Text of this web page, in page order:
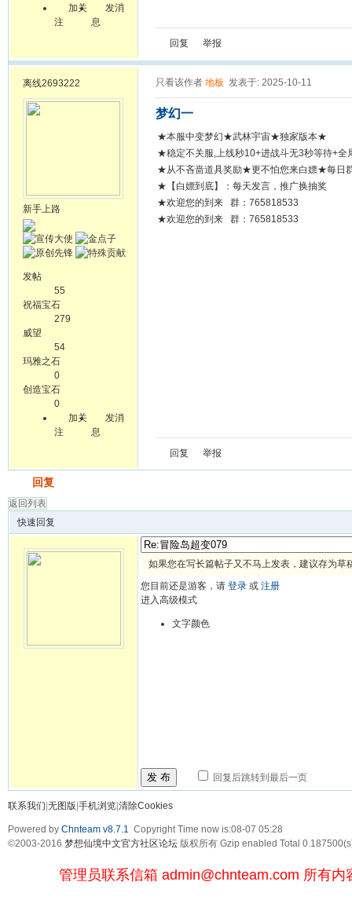
加关
注
发消
息
回复 举报
离线2693222
新手上路
发帖
55
祝福宝石
279
威望
54
玛雅之石
0
创造宝石
0
加关
注
发消
息
只看该作者 地板 发表于: 2025-10-11
梦幻一
★本服中变梦幻★武林宇宙★独家版本★
★稳定不关服,上线秒10+进战斗无3秒等待+全
★从不吝啬道具奖励★更不怕您来白嫖★每日
★【白嫖到底】：每天发言，推广换抽奖
★欢迎您的到来 群：765818533
★欢迎您的到来 群：765818533
回复 举报
回复
返回列表
快速回复
如果您在写长篇帖子又不马上发表，建议存为草
您目前还是游客，请 登录 或 注册
进入高级模式
文字颜色
发 布 回复后跳转到最后一页
联系我们 无图版 手机浏览 清除Cookies
Powered by Chnteam v8.7.1 Copyright Time now is:08-07 05:28
©2003-2016 梦想仙境中文官方社区论坛 版权所有 Gzip enabled Total
管理员联系信箱 admin@chnteam.com 所有内